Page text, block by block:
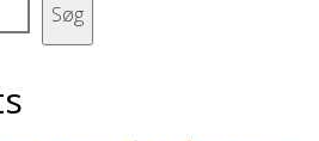
Søg